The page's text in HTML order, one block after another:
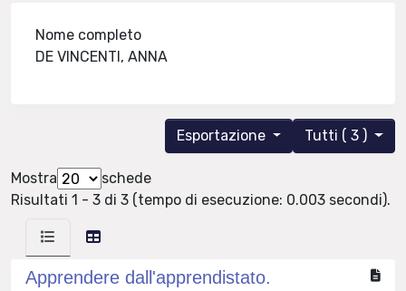
Nome completo
DE VINCENTI, ANNA
Tutti ( 3 )
Esportazione
Mostra
schede
Risultati 1 - 3 di 3 (tempo di esecuzione: 0.003 secondi).
Apprendere dall'apprendistato.